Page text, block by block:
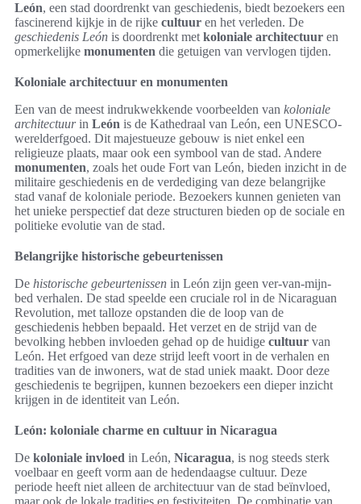
León, een stad doordrenkt van geschiedenis, biedt bezoekers een
fascinerend kijkje in de rijke cultuur en het verleden. De
geschiedenis León is doordrenkt met koloniale architectuur en
opmerkelijke monumenten die getuigen van vervlogen tijden.
Koloniale architectuur en monumenten
Een van de meest indrukwekkende voorbeelden van koloniale
architectuurin León is de Kathedraal van León, een UNESCO-
werelderfgoed. Dit majestueuze gebouw is niet enkel een
religieuze plaats, maar ook een symbool van de stad. Andere
monumenten, zoals het oude Fort van León, bieden inzicht in de
militaire geschiedenis en de verdediging van deze belangrijke
stad vanaf de koloniale periode. Bezoekers kunnen genieten van
het unieke perspectief dat deze structuren bieden op de sociale en
politieke evolutie van de stad.
Belangrijke historische gebeurtenissen
De historische gebeurtenissen in León zijn geen ver-van-mijn-
bed verhalen. De stad speelde een cruciale rol in de Nicaraguan
Revolution, met talloze opstanden die de loop van de
geschiedenis hebben bepaald. Het verzet en de strijd van de
bevolking hebben invloeden gehad op de huidige cultuur van
León. Het erfgoed van deze strijd leeft voort in de verhalen en
tradities van de inwoners, wat de stad uniek maakt. Door deze
geschiedenis te begrijpen, kunnen bezoekers een dieper inzicht
krijgen in de identiteit van León.
León: koloniale charme en cultuur in Nicaragua
De koloniale invloed in León, Nicaragua, is nog steeds sterk
voelbaar en geeft vorm aan de hedendaagse cultuur. Deze
periode heeft niet alleen de architectuur van de stad beïnvloed,